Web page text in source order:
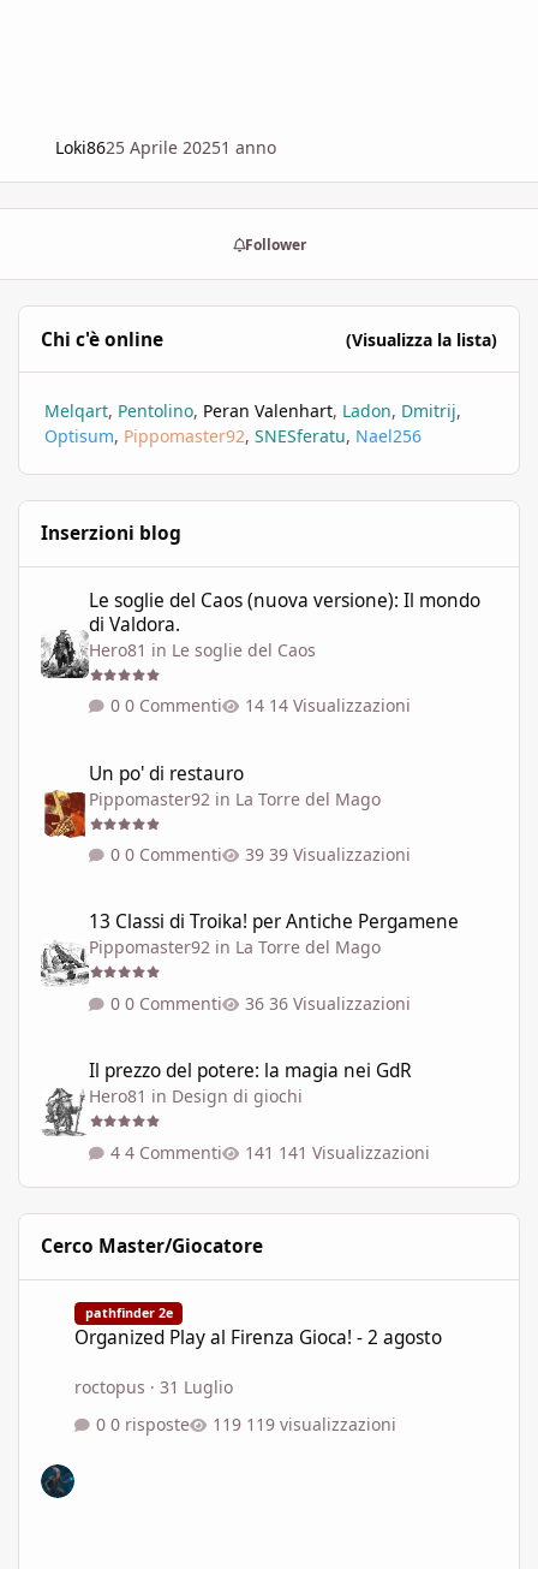
Loki8625 Aprile 20251 anno
Follower
Chi c'è online (Visualizza la lista)
Melqart Pentolino Peran Valenhart Ladon Dmitrij
Optisum Pippomaster92 SNESferatu Nael256
Inserzioni blog
Le soglie del Caos (nuova versione): Il mondo
di Valdora.
Hero81 in Le soglie del Caos
0 Commenti 14 Visualizzazioni
Un po' di restauro
Pippomaster92 in La Torre del Mago
0 Commenti 39 Visualizzazioni
13 Classi di Troika! per Antiche Pergamene
Pippomaster92 in La Torre del Mago
0 Commenti 36 Visualizzazioni
Il prezzo del potere: la magia nei GdR
Hero81 in Design di giochi
4 Commenti 141 Visualizzazioni
Cerco Master/Giocatore
pathfinder 2e
Organized Play al Firenza Gioca! - 2 agosto
roctopus ·31 Luglio
0 risposte
119 visualizzazioni